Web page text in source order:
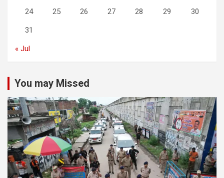
24 25 26 27 28 29 30
31
« Jul
You may Missed